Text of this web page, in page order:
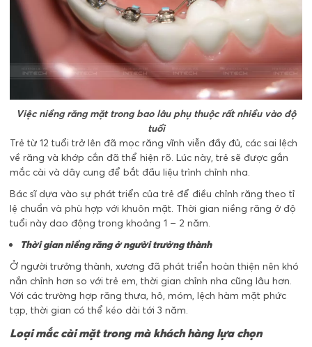
Việc niềng răng mặt trong bao lâu phụ thuộc rất nhiều vào độ
tuổi
Trẻ từ 12 tuổi trở lên đã mọc răng vĩnh viễn đầy đủ, các sai lệch
về răng và khớp cắn đã thể hiện rõ. Lúc này, trẻ sẽ được gắn
mắc cài và dây cung để bắt đầu liệu trình chỉnh nha.
Bác sĩ dựa vào sự phát triển của trẻ để điều chỉnh răng theo tỉ
lệ chuẩn và phù hợp với khuôn mặt. Thời gian niềng răng ở độ
tuổi này dao động trong khoảng 1 – 2 năm.
Thời gian niềng răng ở người trưởng thành
Ở người trưởng thành, xương đã phát triển hoàn thiện nên khó
nắn chỉnh hơn so với trẻ em, thời gian chỉnh nha cũng lâu hơn.
Với các trường hợp răng thưa, hô, móm, lệch hàm mặt phức
tạp, thời gian có thể kéo dài tới 3 năm.
Loại mắc cài mặt trong mà khách hàng lựa chọn